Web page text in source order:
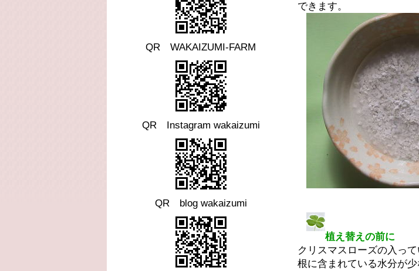
できます。
植え替えの前に
クリスマスローズの入っ
根に含まれている水分が
QR WAKAIZUMI-FARM
QR Instagram wakaizumi
QR blog wakaizumi